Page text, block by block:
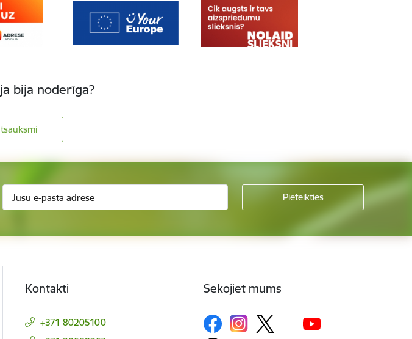
bija noderīga?
Kontakti
+371 80205100
Sekojiet mums